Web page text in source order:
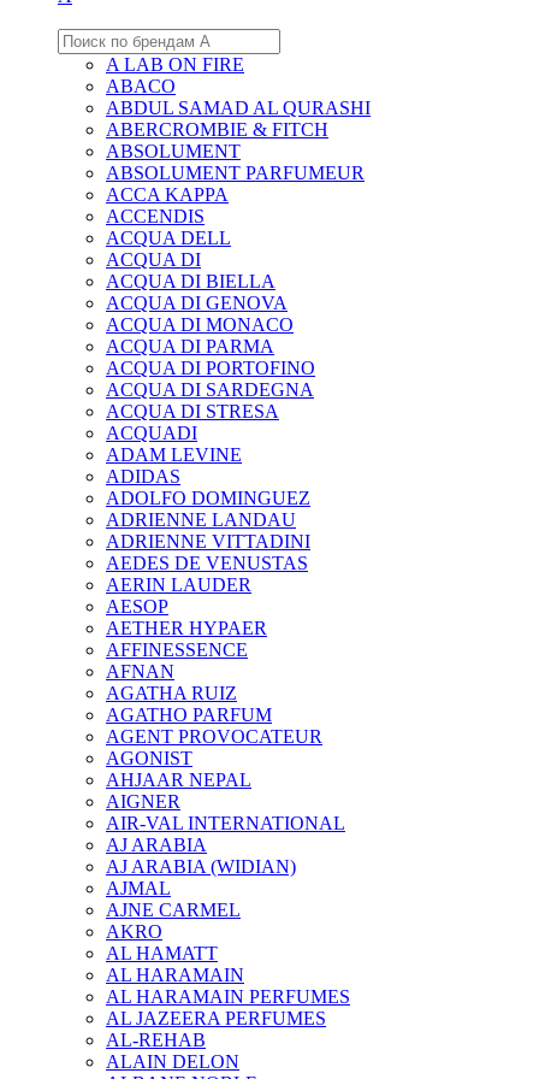
A LAB ON FIRE
ABACO
ABDUL SAMAD AL QURASHI
ABERCROMBIE & FITCH
ABSOLUMENT
ABSOLUMENT PARFUMEUR
ACCA KAPPA
ACCENDIS
ACQUA DELL
ACQUA DI
ACQUA DI BIELLA
ACQUA DI GENOVA
ACQUA DI MONACO
ACQUA DI PARMA
ACQUA DI PORTOFINO
ACQUA DI SARDEGNA
ACQUA DI STRESA
ACQUADI
ADAM LEVINE
ADIDAS
ADOLFO DOMINGUEZ
ADRIENNE LANDAU
ADRIENNE VITTADINI
AEDES DE VENUSTAS
AERIN LAUDER
AESOP
AETHER HYPAER
AFFINESSENCE
AFNAN
AGATHA RUIZ
AGATHO PARFUM
AGENT PROVOCATEUR
AGONIST
AHJAAR NEPAL
AIGNER
AIR-VAL INTERNATIONAL
AJ ARABIA
AJ ARABIA (WIDIAN)
AJMAL
AJNE CARMEL
AKRO
AL HAMATT
AL HARAMAIN
AL HARAMAIN PERFUMES
AL JAZEERA PERFUMES
AL-REHAB
ALAIN DELON